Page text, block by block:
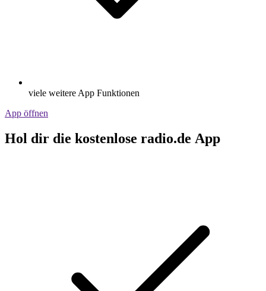
viele weitere App Funktionen
App öffnen
Hol dir die kostenlose radio.de App